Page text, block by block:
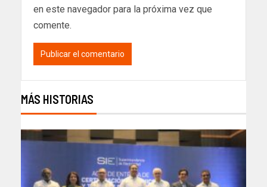
en este navegador para la próxima vez que
comente.
MÁS HISTORIAS